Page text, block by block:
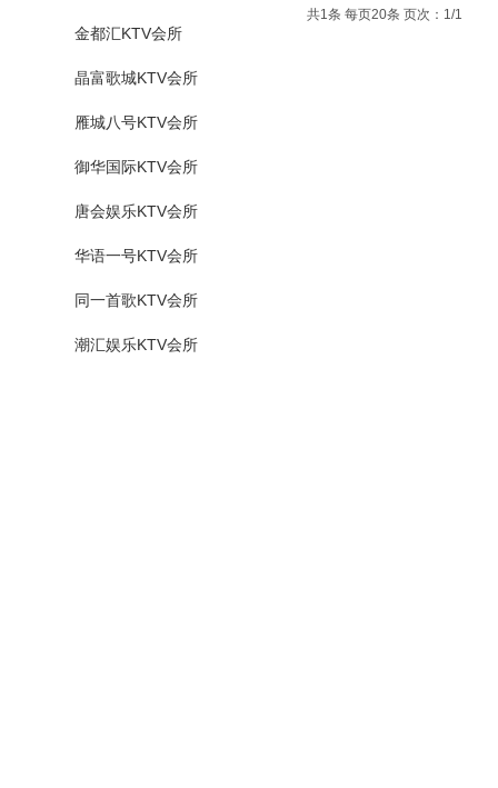
金都汇KTV会所
晶富歌城KTV会所
雁城八号KTV会所
御华国际KTV会所
唐会娱乐KTV会所
华语一号KTV会所
同一首歌KTV会所
潮汇娱乐KTV会所
共1条 每页20条 页次：1/1